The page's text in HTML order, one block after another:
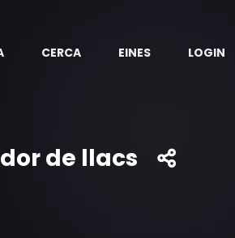
CERCA EINES LOGIN
de llacs